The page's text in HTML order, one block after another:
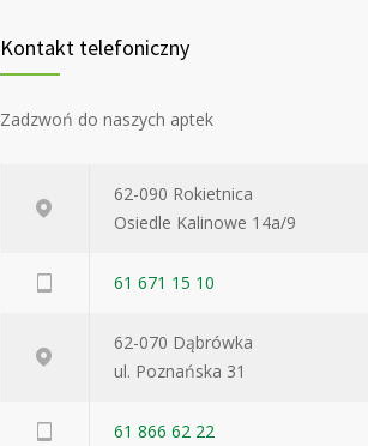
Kontakt telefoniczny
Zadzwoń do naszych aptek
62-090 Rokietnica
Osiedle Kalinowe 14a/9
61 671 15 10
62-070 Dąbrówka
ul. Poznańska 31
61 866 62 22